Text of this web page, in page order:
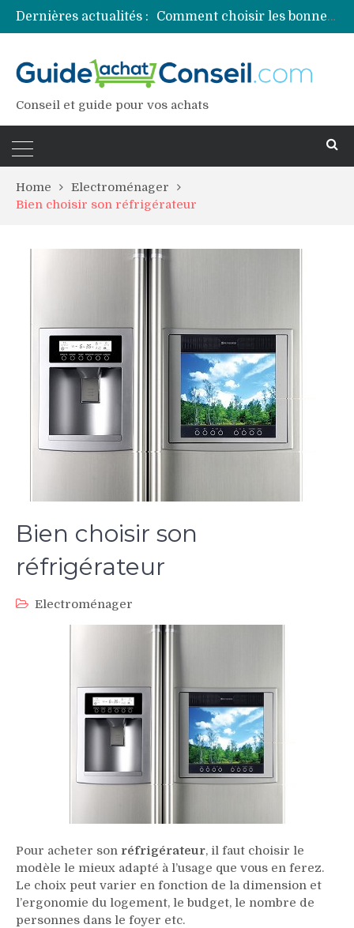
Dernières actualités :
Comment choisir les bonnes couleurs pour un projet tie and dye ?
Comment préparer sa piscine pour une période prolongée d’inutilisation ?
Conseil et guide pour vos achats
Home
Electroménager
Bien choisir son réfrigérateur
Bien choisir son
réfrigérateur
Electroménager
Pour acheter son réfrigérateur, il faut choisir le
modèle le mieux adapté à l’usage que vous en ferez.
Le choix peut varier en fonction de la dimension et
l’ergonomie du logement, le budget, le nombre de
personnes dans le foyer etc.